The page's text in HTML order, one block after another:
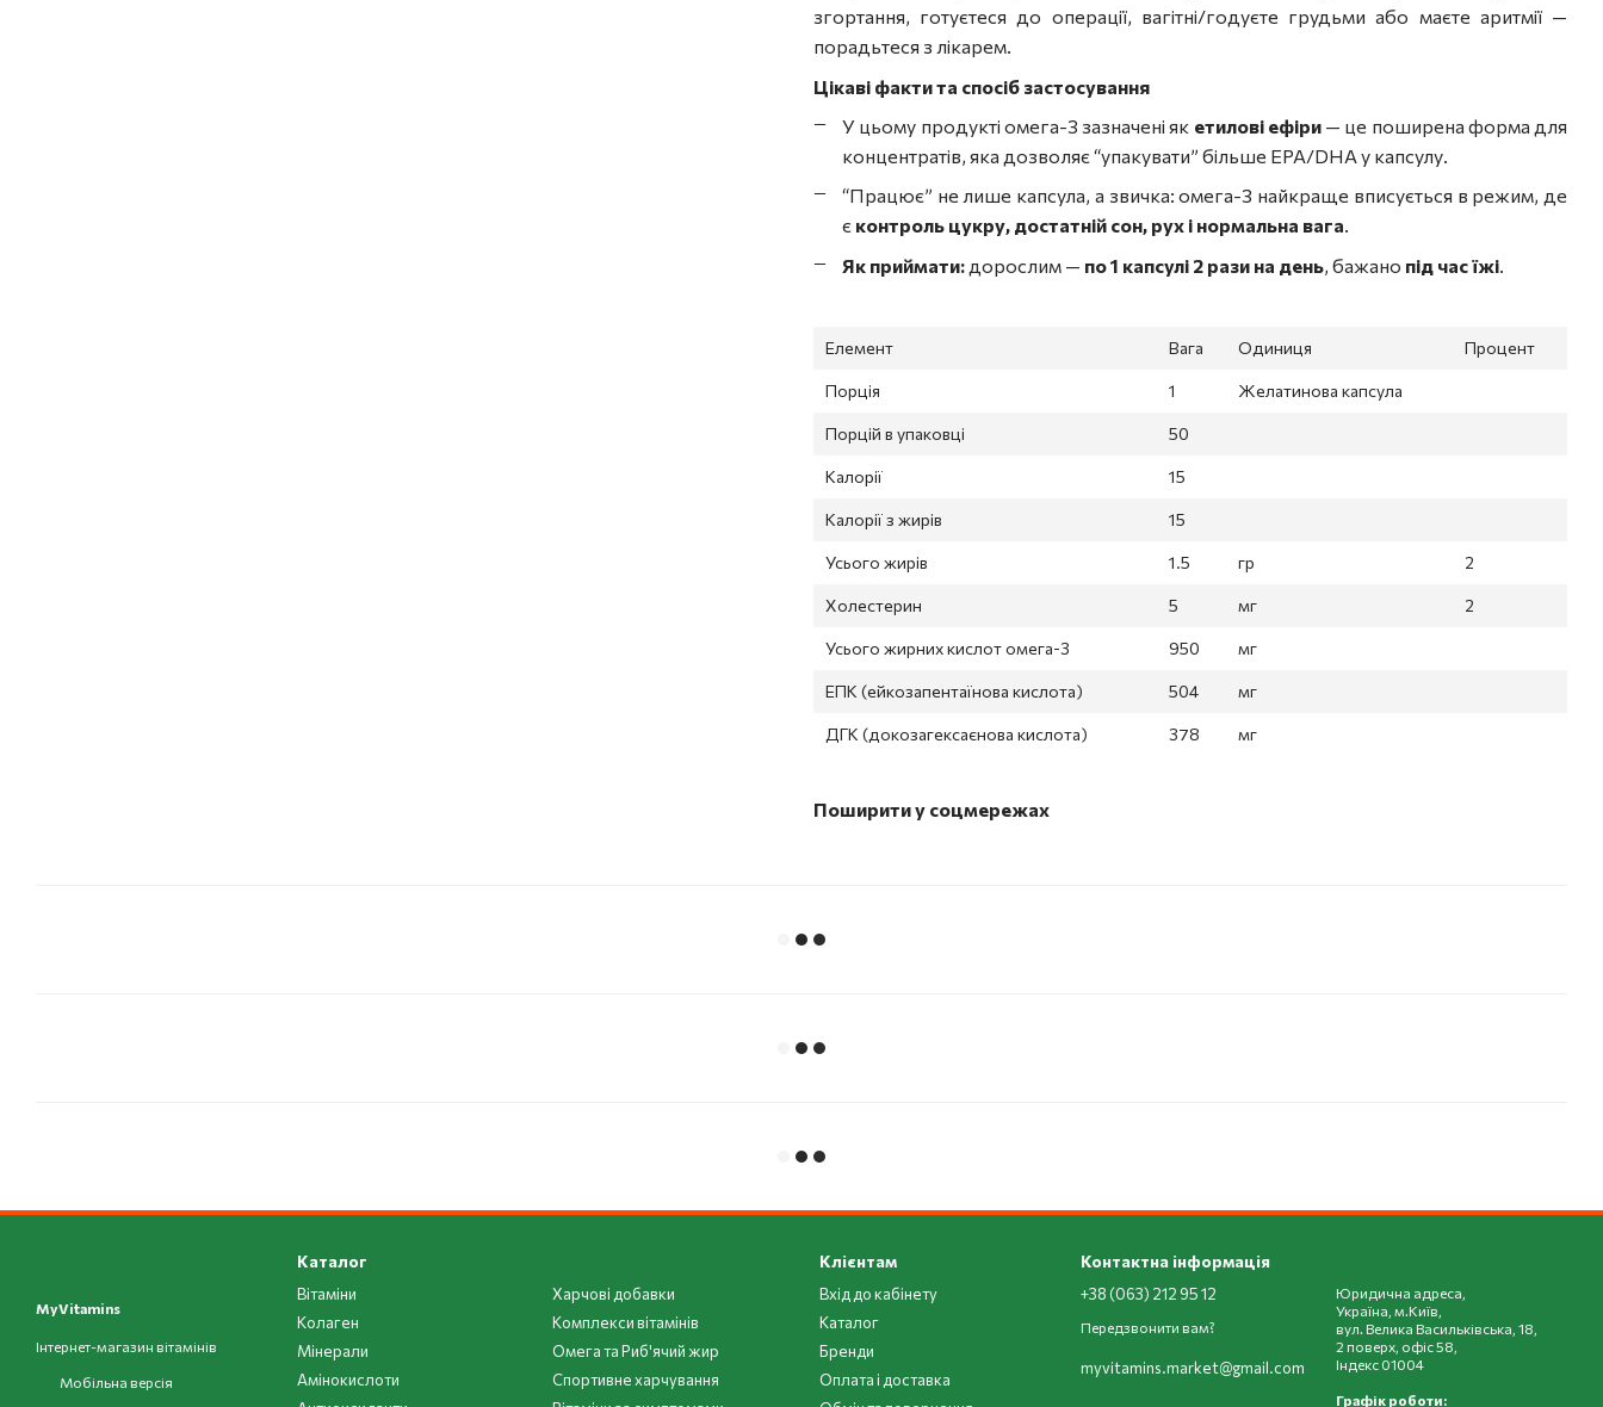
згортання, готуєтеся до операції, вагітні/годуєте грудьми або маєте аритмії —
порадьтеся з лікарем.
Цікаві факти та спосіб застосування
У цьому продукті омега-3 зазначені як етилові ефіри— це поширена форма для
концентратів, яка дозволяє “упакувати” більше EPA/DHA у капсулу.
“Працює” не лише капсула, а звичка: омега-3 найкраще вписується в режим, де
є контроль цукру, достатній сон, рух і нормальна вага.
Як приймати: дорослим — по 1 капсулі 2 рази на день, бажано під час їжі.
Елемент Вага Одиниця Процент
Порція 1 Желатинова капсула
Порцій в упаковці 50
Калорії 15
Калорії з жирів 15
Усього жирів 1.5 гр 2
Холестерин 5 мг 2
Усього жирних кислот омега-3 950 мг
ЕПК (ейкозапентаїнова кислота) 504 мг
ДГК (докозагексаєнова кислота) 378 мг
Поширити у соцмережах
MyVitamins
Інтернет-магазин вітамінів
Мобільна версія
Каталог
Вітаміни
Колаген
Мінерали
Амінокислоти
Харчові добавки
Комплекси вітамінів
Омега та Риб'ячий жир
Спортивне харчування
Клієнтам
Вхід до кабінету
Каталог
Бренди
Оплата і доставка
Контактна інформація
+38 (063) 212 95 12
Передзвонити вам?
myvitamins.market@gmail.com
Юридична адреса,
Україна, м.Київ,
вул. Велика Васильківська, 18,
2 поверх, офіс 58,
Індекс 01004
Графік роботи: